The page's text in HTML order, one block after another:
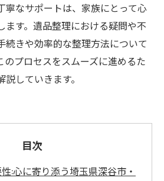
寧なサポートは、家族にとって心
ます。遺品整理における疑問や不
続きや効率的な整理方法について
のプロセスをスムーズに進めるた
していきます。
目次
:心に寄り添う埼玉県深谷市・